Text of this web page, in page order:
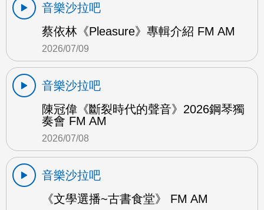
音樂沙拉吧
蔡依林《Pleasure》專輯介紹 FM AM
2026/07/09
音樂沙拉吧
陳冠偉《斷裂時代的聲音》2026鋼琴獨
奏會 FM AM
2026/07/08
音樂沙拉吧
《文學選播~古書食堂》 FM AM